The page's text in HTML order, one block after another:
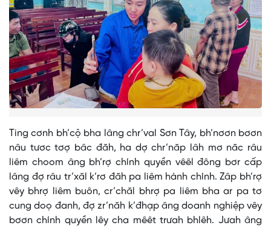
Ting cơnh bh’cộ bha lâng chr’val Sơn Tây, bh’nơơn bơơn
nâu tươc tơợ bâc đăh, ha dợ chr’năp lâh mơ năc râu
liêm choom âng bh’rợ chính quyền vêêl đông bơr cấp
lâng đợ râu tr’xăl k’rơ đăh pa liêm hành chính. Zâp bh’rợ
vêy bhrợ liêm buôn, cr’chăl bhrợ pa liêm bha ar pa tơ
cung doọ đanh, đợ zr’năh k’đhạp âng doanh nghiệp vêy
bơơn chính quyền lêy cha mêêt trưah bhlêh. Jưah âng